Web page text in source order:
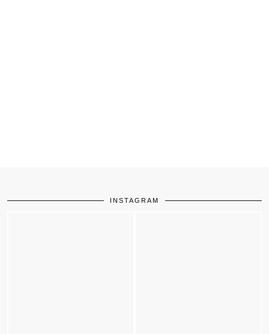
INSTAGRAM